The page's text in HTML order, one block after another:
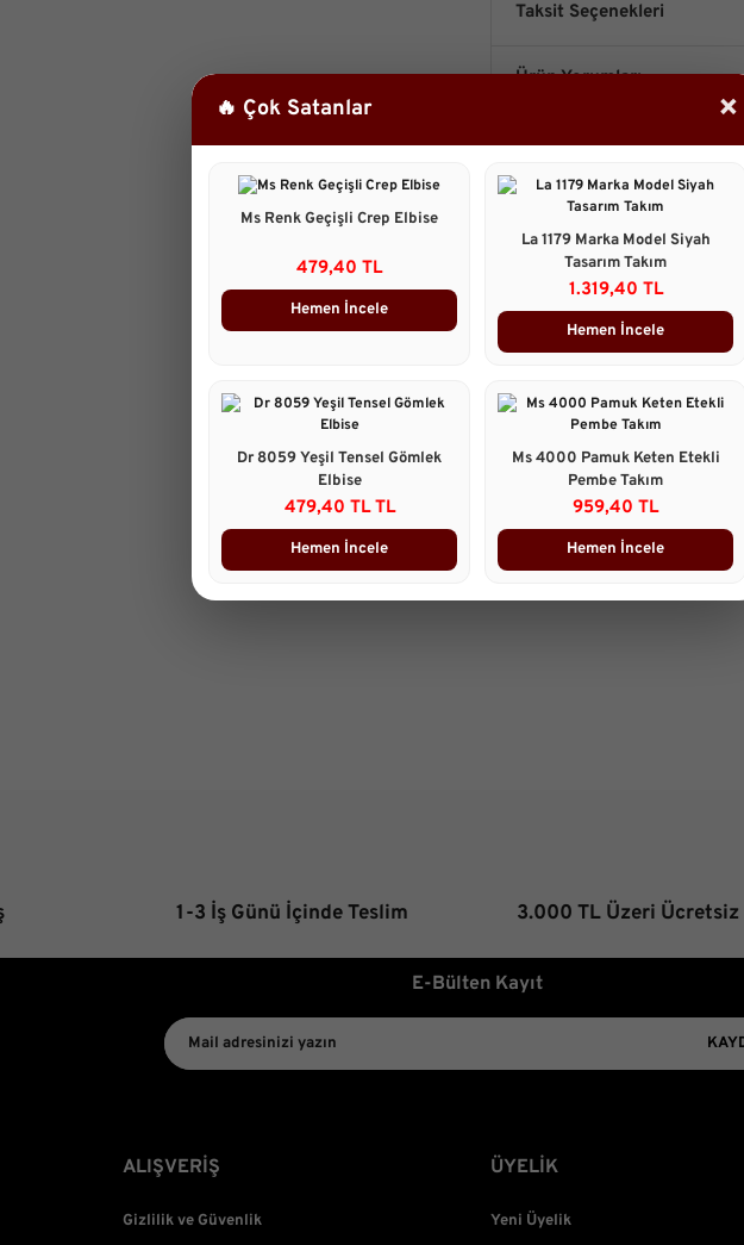
🔥 Çok Satanlar ×
Ms Renk Geçişli Crep Elbise
479,40 TL
Hemen İncele
La 1179 Marka Model Siyah
Tasarım Takım
1.319,40 TL
Hemen İncele
Dr 8059 Yeşil Tensel Gömlek
Elbise
479,40 TL TL
Hemen İncele
Ms 4000 Pamuk Keten Etekli
Pembe Takım
959,40 TL
Hemen İncele
Taksit Seçenekleri
Ürün Yorumları
Önerileriniz
Bu ürünün fiyat bilgisi, resim,
gördüğünüz noktaları öneri
Görüş ve önerileriniz için
Ürün resmi kalitesiz, bozuk
Ürün açıklamasında eksik
Ürün fiyatı diğer sitelerden
Bu ürüne benzer farklı
1-3 İş Günü İçinde Teslim 3.000 TL Üzeri Ücretsiz
E-Bülten Kayıt
ALIŞVERİŞ
Gizlilik ve Güvenlik
ÜYELİK
Yeni Üyelik